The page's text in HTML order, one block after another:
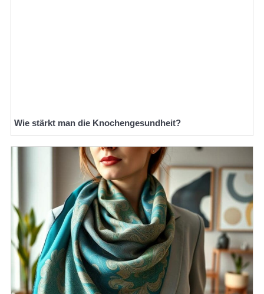
Wie stärkt man die Knochengesundheit?